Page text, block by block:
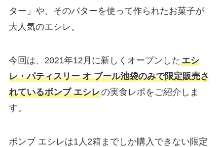
ター」や、そのバターを使って作られたお菓子が
大人気のエシレ。
今回は、2021年12月に新しくオープンしたエシ
レ・パティスリー オ ブール池袋のみで限定販売さ
れているボンブ エシレの実食レポをご紹介しま
す。
ボンブ エシレは1人2箱までしか購入できない限定